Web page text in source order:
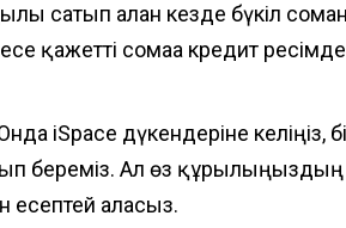
сатып алған кезде бүкіл
қажетті сомаға кредит
іSpace дүкендеріне келіңіз,
береміз. Ал өз
есептей аласыз.